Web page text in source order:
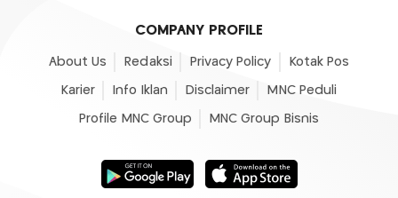
COMPANY PROFILE
About Us Redaksi Privacy Policy Kotak Pos
Karier Info Iklan Disclaimer MNC Peduli
Profile MNC Group MNC Group Bisnis